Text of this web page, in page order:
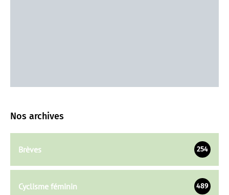
Nos archives
Brèves 254
Cyclisme féminin 489